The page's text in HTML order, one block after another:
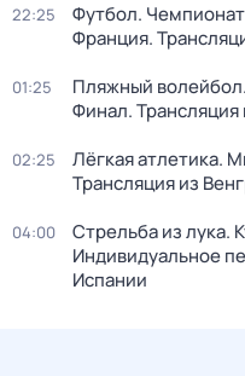
22:25
Футбол.
Франция.
01:25
Пляжный
Финал. Трансляция
02:25
Лёгкая атлетика.
Трансляция из
04:00
Стрельба из лука.
Индивидуальное
Испании